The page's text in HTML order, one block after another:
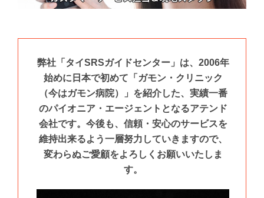
弊社「タイSRSガイドセンター」は、2006年
始めに日本で初めて「ガモン・クリニック
（今はガモン病院）」を紹介した、実績一番
のパイオニア・エージェントとなるアテンド
会社です。今後も、信頼・安心のサービスを
維持出来るよう一層努力していきますので、
変わらぬご愛顧をよろしくお願いいたしま
す。